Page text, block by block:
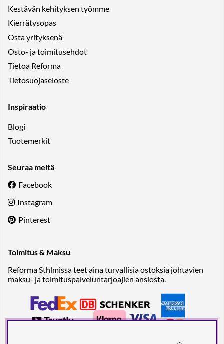
Kestävän kehityksen työmme
Kierrätysopas
Osta yrityksenä
Osto- ja toimitusehdot
Tietoa Reforma
Tietosuojaseloste
Inspiraatio
Blogi
Tuotemerkit
Seuraa meitä
Facebook
Instagram
Pinterest
Toimitus & Maksu
Reforma Sthlmissa teet aina turvallisia ostoksia johtavien
maksu- ja toimituspalveluntarjoajien ansiosta.